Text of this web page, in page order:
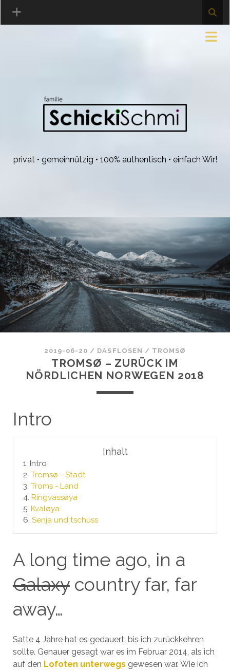
privat • gemeinnützig • 100% authentisch • einfach Wir!
2019-06-20 / DASFLOSEN / TROMSØ
TROMSØ – ZURÜCK IM
NÖRDLICHEN NORWEGEN 2018
Intro
Inhalt
1. Intro
2. Tromsø - Stadt
3. Troms - Land
4. Ringvassøya
5. Kvaløya
6. Senja und tschüss
A long time ago, in a
Galaxycountry far, far
away…
Satte 4 Jahre hat es gedauert, bis ich zurückkehren
sollte. Genauer gesagt war es im Februar 2014, als ich
auf den Lofoten unterwegs gewesen war. Wie ich